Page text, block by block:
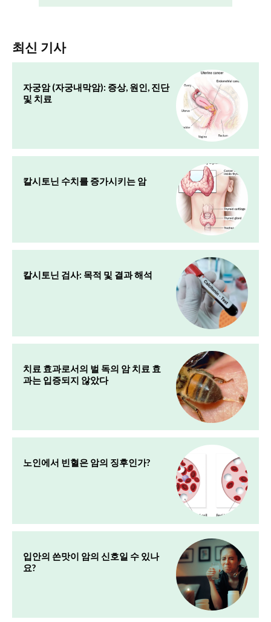
최신 기사
자궁암 (자궁내막암): 증상, 원인, 진단
및 치료
칼시토닌 수치를 증가시키는 암
칼시토닌 검사: 목적 및 결과 해석
치료 효과로서의 벌 독의 암 치료 효
과는 입증되지 않았다
노인에서 빈혈은 암의 징후인가?
입안의 쓴맛이 암의 신호일 수 있나
요?